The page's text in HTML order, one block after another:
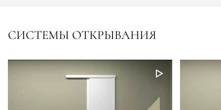
СИСТЕМЫ ОТКРЫВАНИЯ